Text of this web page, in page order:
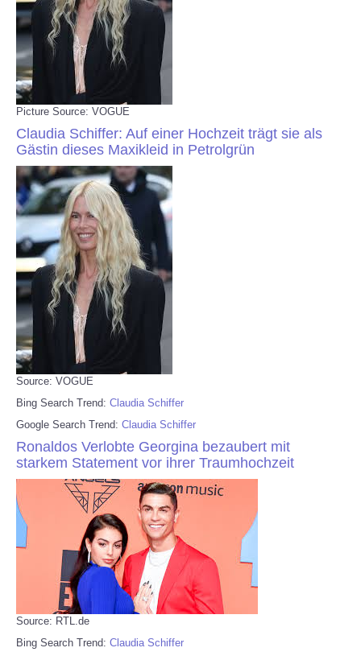
Picture Source: VOGUE
Claudia Schiffer: Auf einer Hochzeit trägt sie als
Gästin dieses Maxikleid in Petrolgrün
Source: VOGUE
Bing Search Trend: Claudia Schiffer
Google Search Trend: Claudia Schiffer
Ronaldos Verlobte Georgina bezaubert mit
starkem Statement vor ihrer Traumhochzeit
Source: RTL.de
Bing Search Trend: Claudia Schiffer